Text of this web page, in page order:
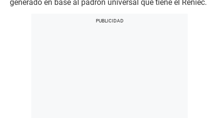
generado en base al padrón universal que tiene el Reniec.